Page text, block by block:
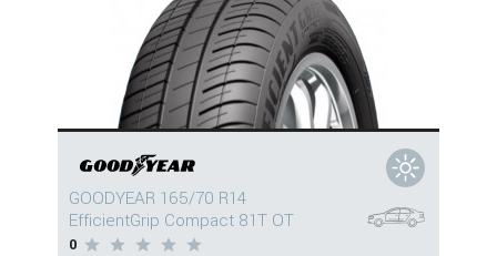
GOODYEAR 165/70 R14
EfficientGrip Compact 81T OT
0